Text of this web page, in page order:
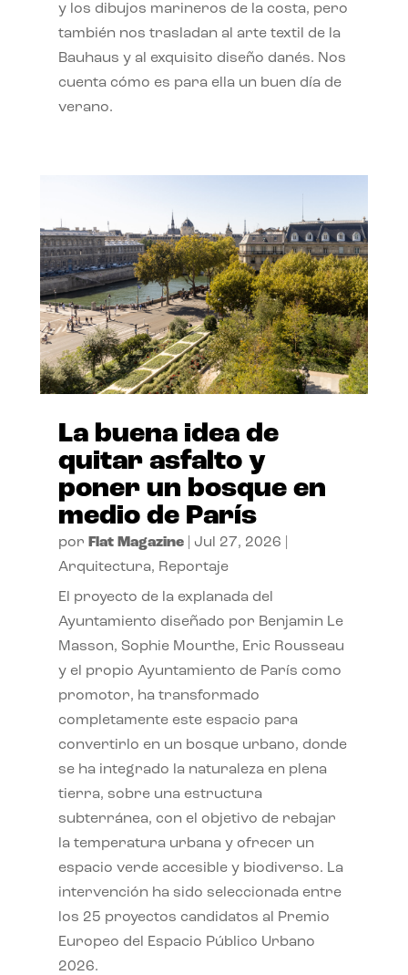
y los dibujos marineros de la costa, pero
también nos trasladan al arte textil de la
Bauhaus y al exquisito diseño danés. Nos
cuenta cómo es para ella un buen día de
verano.
La buena idea de
quitar asfalto y
poner un bosque en
medio de París
por Flat Magazine| Jul 27, 2026
Arquitectura, Reportaje
El proyecto de la explanada del
Ayuntamiento diseñado por Benjamin Le
Masson, Sophie Mourthe, Eric Rousseau
y el propio Ayuntamiento de París como
promotor, ha transformado
completamente este espacio para
convertirlo en un bosque urbano, donde
se ha integrado la naturaleza en plena
tierra, sobre una estructura
subterránea, con el objetivo de rebajar
la temperatura urbana y ofrecer un
espacio verde accesible y biodiverso. La
intervención ha sido seleccionada entre
los 25 proyectos candidatos al Premio
Europeo del Espacio Público Urbano
2026.